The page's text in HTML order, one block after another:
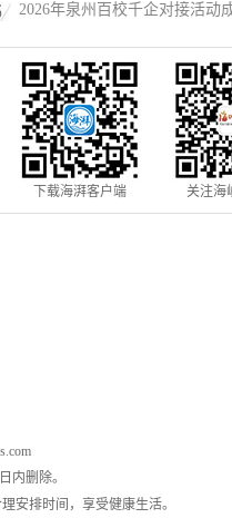
选市眼科青年学组成员
2026年泉州百校千企对接活动
下载海湃客户端 关注海
内删除。
安排时间，享受健康生活。